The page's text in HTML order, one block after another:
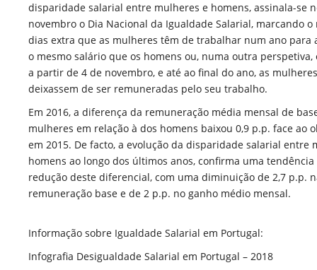
disparidade salarial entre mulheres e homens, assinala-se
novembro o Dia Nacional da Igualdade Salarial, marcando
dias extra que as mulheres têm de trabalhar num ano para
o mesmo salário que os homens ou, numa outra perspetiva,
a partir de 4 de novembro, e até ao final do ano, as mulheres
deixassem de ser remuneradas pelo seu trabalho.
Em 2016, a diferença da remuneração média mensal de
mulheres em relação à dos homens baixou 0,9 p.p. face ao
em 2015. De facto, a evolução da disparidade salarial entre
homens ao longo dos últimos anos, confirma uma tendência
redução deste diferencial, com uma diminuição de 2,7 p.p.
remuneração base e de 2 p.p. no ganho médio mensal.
Informação sobre Igualdade Salarial em Portugal:
Infografia Desigualdade Salarial em Portugal – 2018